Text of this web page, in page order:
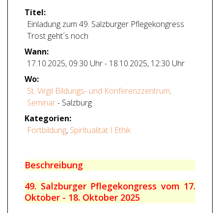
Titel:
Einladung zum 49. Salzburger Pflegekongress
Trost geht´s noch
Wann:
17.10.2025, 09:30 Uhr- 18.10.2025, 12:30 Uhr
Wo:
St. Virgil Bildungs- und Konferenzzentrum,
Seminar- Salzburg
Kategorien:
Fortbildung, Spiritualität I Ethik
Beschreibung
49. Salzburger Pflegekongress vom 17.
Oktober - 18. Oktober 2025